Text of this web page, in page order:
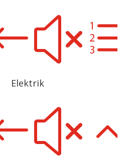
Elektrik